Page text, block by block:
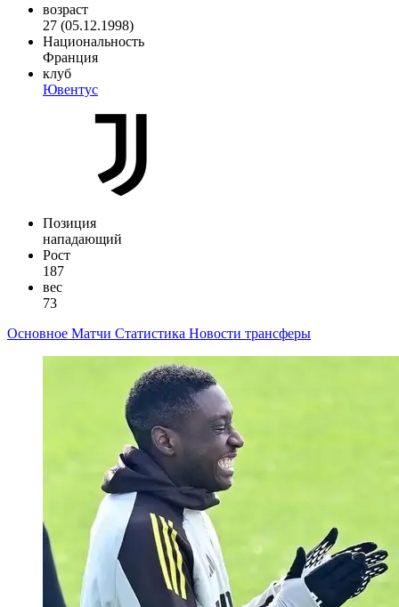
возраст
27 (05.12.1998)
Национальность
Франция
клуб
Ювентус
Позиция
нападающий
Рост
187
вес
73
Основное Матчи Статистика Новости трансферы